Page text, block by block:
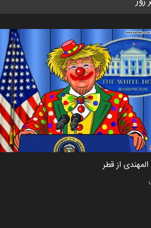
پنجمین مسابقۀ بین‌المللی کارتون
CARTUNION ، …
مهلت 3 ماه دیگر
جشنواره بین‌المللی کارتون
پرتغال، ۲۰۲۷
از قطر